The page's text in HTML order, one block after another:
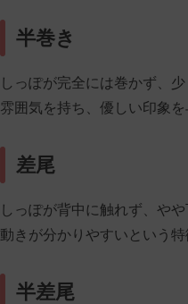
半巻き
しっぽが完全には巻かず、
雰囲気を持ち、優しい印象を
差尾
しっぽが背中に触れず、や
動きが分かりやすいという
半差尾